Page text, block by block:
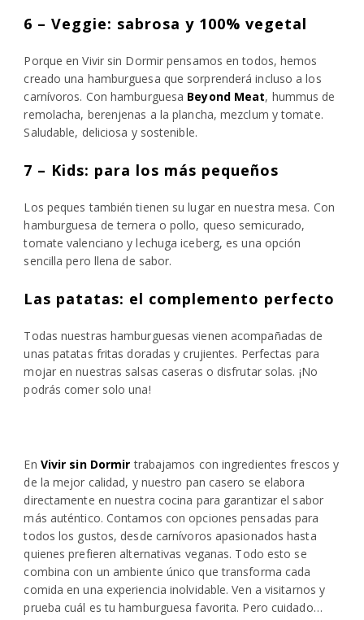
6 – Veggie: sabrosa y 100% vegetal
Porque en Vivir sin Dormir pensamos en todos, hemos
creado una hamburguesa que sorprenderá incluso a los
carnívoros. Con hamburguesa Beyond Meat, hummus de
remolacha, berenjenas a la plancha, mezclum y tomate.
Saludable, deliciosa y sostenible.
7 – Kids: para los más pequeños
Los peques también tienen su lugar en nuestra mesa. Con
hamburguesa de ternera o pollo, queso semicurado,
tomate valenciano y lechuga iceberg, es una opción
sencilla pero llena de sabor.
Las patatas: el complemento perfecto
Todas nuestras hamburguesas vienen acompañadas de
unas patatas fritas doradas y crujientes. Perfectas para
mojar en nuestras salsas caseras o disfrutar solas. ¡No
podrás comer solo una!
En Vivir sin Dormirtrabajamos con ingredientes frescos y
de la mejor calidad, y nuestro pan casero se elabora
directamente en nuestra cocina para garantizar el sabor
más auténtico. Contamos con opciones pensadas para
todos los gustos, desde carnívoros apasionados hasta
quienes prefieren alternativas veganas. Todo esto se
combina con un ambiente único que transforma cada
comida en una experiencia inolvidable. Ven a visitarnos y
prueba cuál es tu hamburguesa favorita. Pero cuidado…